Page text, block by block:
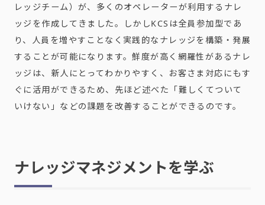
レッジチーム）が、多くのオペレーターが利用するナレ
ッジを作成してきました。しかしKCSは全員参加型であ
り、人員を増やすことなく実践的なナレッジを構築・発展
することが可能になります。鮮度が高く網羅性があるナレ
ッジは、新人にとってわかりやすく、お客さま対応にもす
ぐに活用ができるため、先ほど述べた「難しくてついて
いけない」などの課題を改善することができるのです。
ナレッジマネジメントを学ぶ